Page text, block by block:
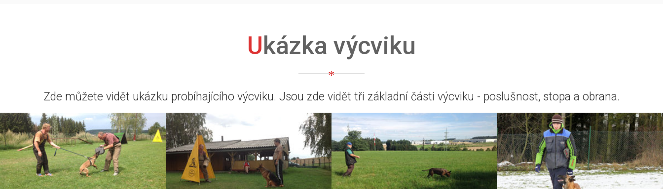
Ukázka výcviku
Zde můžete vidět ukázku probíhajícího výcviku. Jsou zde vidět tři základní části výcviku - poslušnost, stopa a obrana.